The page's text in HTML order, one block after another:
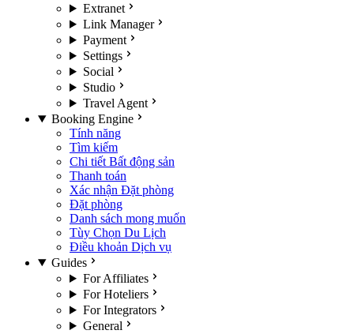
Extranet
Link Manager
Payment
Settings
Social
Studio
Travel Agent
Booking Engine
Tính năng
Tìm kiếm
Chi tiết Bất động sản
Thanh toán
Xác nhận Đặt phòng
Đặt phòng
Danh sách mong muốn
Tùy Chọn Du Lịch
Điều khoản Dịch vụ
Guides
For Affiliates
For Hoteliers
For Integrators
General